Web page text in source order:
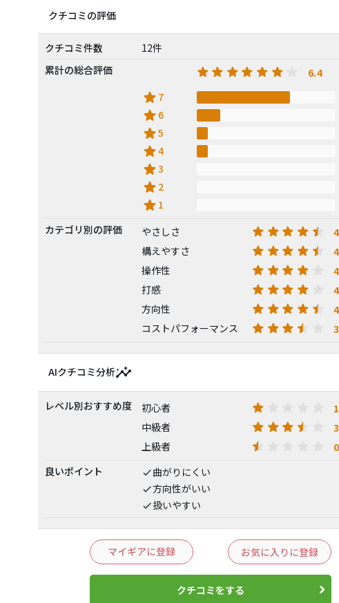
クチコミの評価
クチコミ件数
12件
累計の総合評価
6.4
star 7
star 6
star5
star4
star3
star 2
star 1
カテゴリ別の評価
やさしさ
構えやすさ
操作性
打感
方向性
コストパフォーマンス
AIクチコミ分析insights
レベル別おすすめ度 初心者
中級者
上級者
良いポイント
曲がりにくい
方向性がいい
扱いやすい
マイギアに登録 お気に入りに登録
クチコミをする